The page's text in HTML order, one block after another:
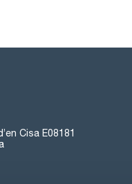
Cisa E08181